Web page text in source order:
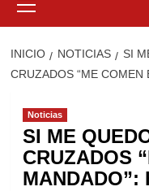
principal
INICIO NOTICIAS
SI
CRUZADOS “ME COMEN
Noticias
SI ME
CRUZADOS
MANDADO”: